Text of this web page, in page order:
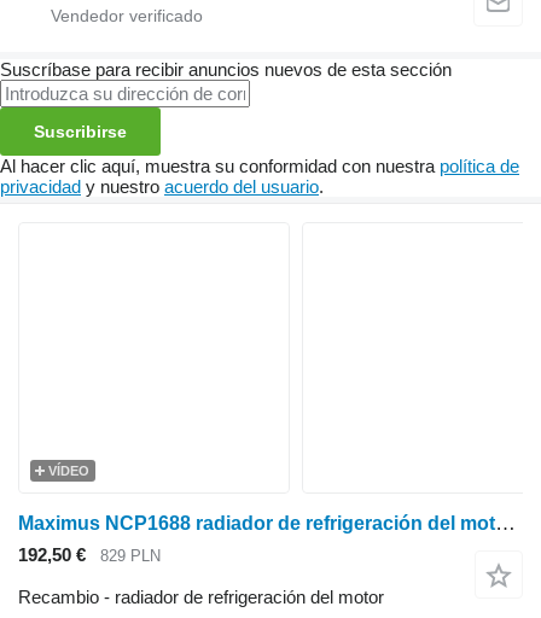
Suscríbase para recibir anuncios nuevos de esta sección
Suscribirse
Al hacer clic aquí, muestra su conformidad con nuestra política de
privacidad y nuestro acuerdo del usuario.
VÍDEO
Maximus NCP1688 radiador de refrigeración del motor para Yanmar US40 US46 US50 minitractor
192,50 € 829 PLN
Recambio - radiador de refrigeración del motor